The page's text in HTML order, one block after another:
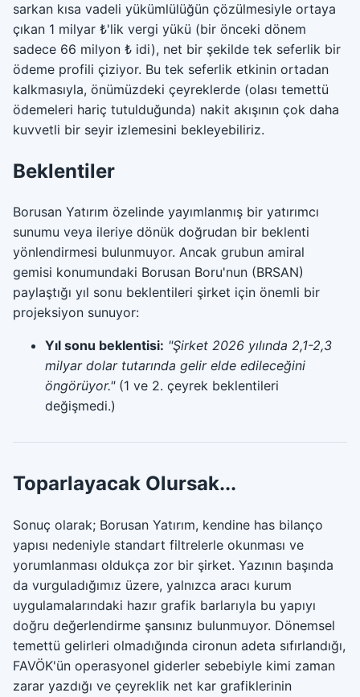
sarkan kısa vadeli yükümlülüğün çözülmesiyle ortaya
çıkan 1 milyar ₺'lik vergi yükü (bir önceki dönem
sadece 66 milyon ₺ idi), net bir şekilde tek seferlik bir
ödeme profili çiziyor. Bu tek seferlik etkinin ortadan
kalkmasıyla, önümüzdeki çeyreklerde (olası temettü
ödemeleri hariç tutulduğunda) nakit akışının çok daha
kuvvetli bir seyir izlemesini bekleyebiliriz.
Beklentiler
Borusan Yatırım özelinde yayımlanmış bir yatırımcı
sunumu veya ileriye dönük doğrudan bir beklenti
yönlendirmesi bulunmuyor. Ancak grubun amiral
gemisi konumundaki Borusan Boru'nun (BRSAN)
paylaştığı yıl sonu beklentileri şirket için önemli bir
projeksiyon sunuyor:
Yıl sonu beklentisi: "Şirket 2026 yılında 2,1-2,3
milyar dolar tutarında gelir elde edileceğini
öngörüyor."(1 ve 2. çeyrek beklentileri
değişmedi.)
Toparlayacak Olursak...
Sonuç olarak; Borusan Yatırım, kendine has bilanço
yapısı nedeniyle standart filtrelerle okunması ve
yorumlanması oldukça zor bir şirket. Yazının başında
da vurguladığımız üzere, yalnızca aracı kurum
uygulamalarındaki hazır grafik barlarıyla bu yapıyı
doğru değerlendirme şansınız bulunmuyor. Dönemsel
temettü gelirleri olmadığında cironun adeta sıfırlandığı,
FAVÖK'ün operasyonel giderler sebebiyle kimi zaman
zarar yazdığı ve çeyreklik net kar grafiklerinin